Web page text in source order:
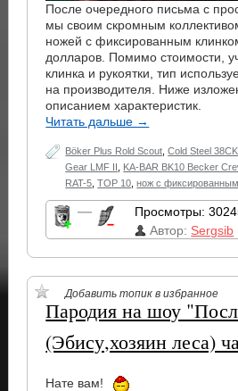
После очередного письма с
мы своим скромным
ножей с фиксированным
долларов. Помимо стоимости,
клинка и рукоятки, тип
на производителя. Ниже
описанием характеристик.
Читать дальше →
Böker Plus Rold Scout ,Cold Steel
Gear LMF II
KA-BAR BK10 Becker
RAT-5 ,TOP 10 ,нож с
— Просмотры:
Автор: Sergsib
Добавить топик в избранное
Пародия на шоу
(Эбису,хозяин леса)
Нате вам!